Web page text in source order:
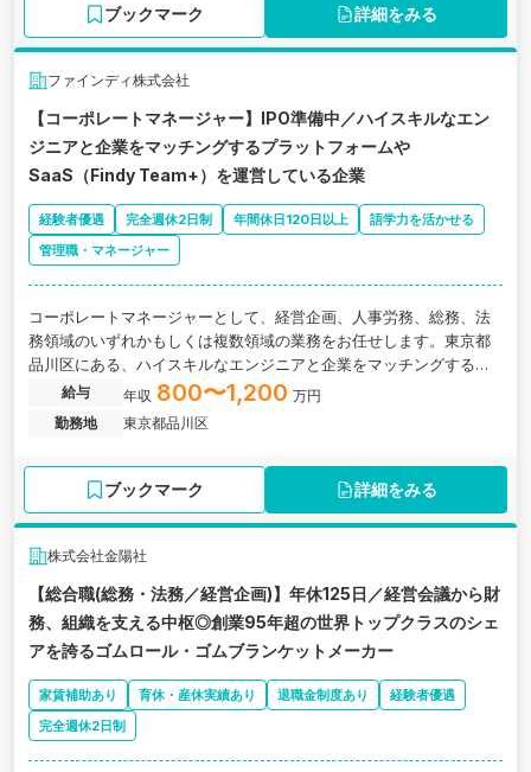
ブックマーク 詳細をみる
ファインディ株式会社
【コーポレートマネージャー】IPO準備中／ハイスキルなエン
ジニアと企業をマッチングするプラットフォームや
SaaS（Findy Team+）を運営している企業
経験者優遇 完全週休2日制 年間休日120日以上
語学力を活かせる
管理職・マネージャー
コーポレートマネージャーとして、経営企画、人事労務、総務、法
務領域のいずれかもしくは複数領域の業務をお任せします。東京都
品川区にある、ハイスキルなエンジニアと企業をマッチングするプ
ラットフォームやSaaSを運営している企業の求人です。
給与 年収 800〜1,200 万円
勤務地
東京都品川区
ブックマーク 詳細をみる
株式会社金陽社
【総合職(総務・法務／経営企画)】年休125日／経営会議から財
務、組織を支える中枢◎創業95年超の世界トップクラスのシェ
アを誇るゴムロール・ゴムブランケットメーカー
家賃補助あり 育休・産休実績あり 退職金制度あり
経験者優遇
完全週休2日制